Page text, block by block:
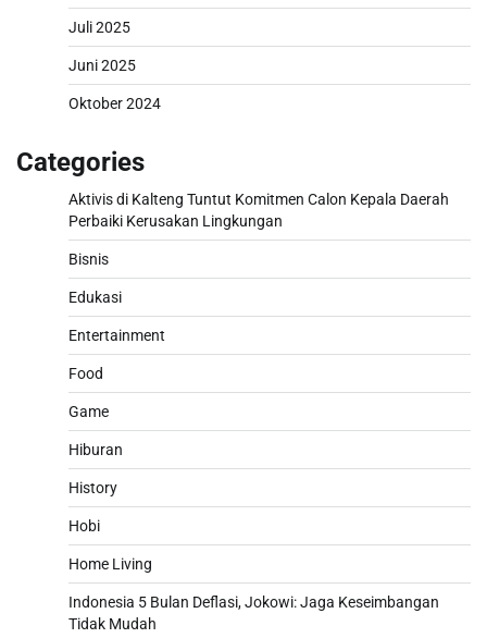
Juli 2025
Juni 2025
Oktober 2024
Categories
Aktivis di Kalteng Tuntut Komitmen Calon Kepala Daerah
Perbaiki Kerusakan Lingkungan
Bisnis
Edukasi
Entertainment
Food
Game
Hiburan
History
Hobi
Home Living
Indonesia 5 Bulan Deflasi, Jokowi: Jaga Keseimbangan
Tidak Mudah